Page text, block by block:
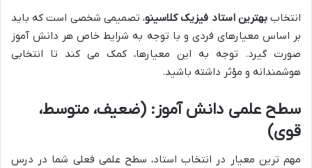
انتخاببهترین استاد فیزیک کلاسینو، تصمیمی شخصی است که باید
بر اساس معیارهای فردی و با توجه به شرایط خاص هر دانش آموز
صورت گیرد. توجه به این معیارها، کمک می کند تا انتخابی
هوشمندانه و مؤثر داشته باشید.
سطح علمی دانش آموز: (ضعیف، متوسط،
قوی)
مهم ترین معیار در انتخاب استاد، سطح علمی فعلی شما در درس